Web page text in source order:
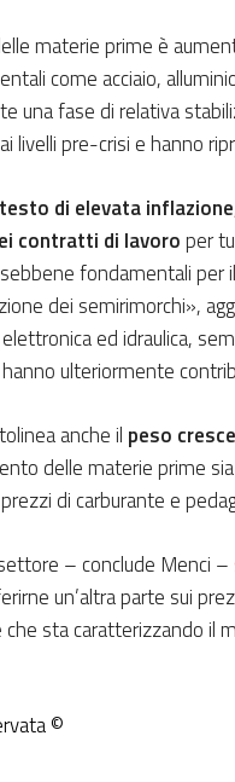
materie prime è
come acciaio,
una fase di relativa
livelli pre-crisi e hanno
di elevata inflazione
contratti di lavoroper
fondamentali
dei semirimorchi»,
ed idraulica,
ulteriormente
anche il peso
delle materie prime
di carburante e
– conclude Menci
un’altra parte sui
sta caratterizzando il
©